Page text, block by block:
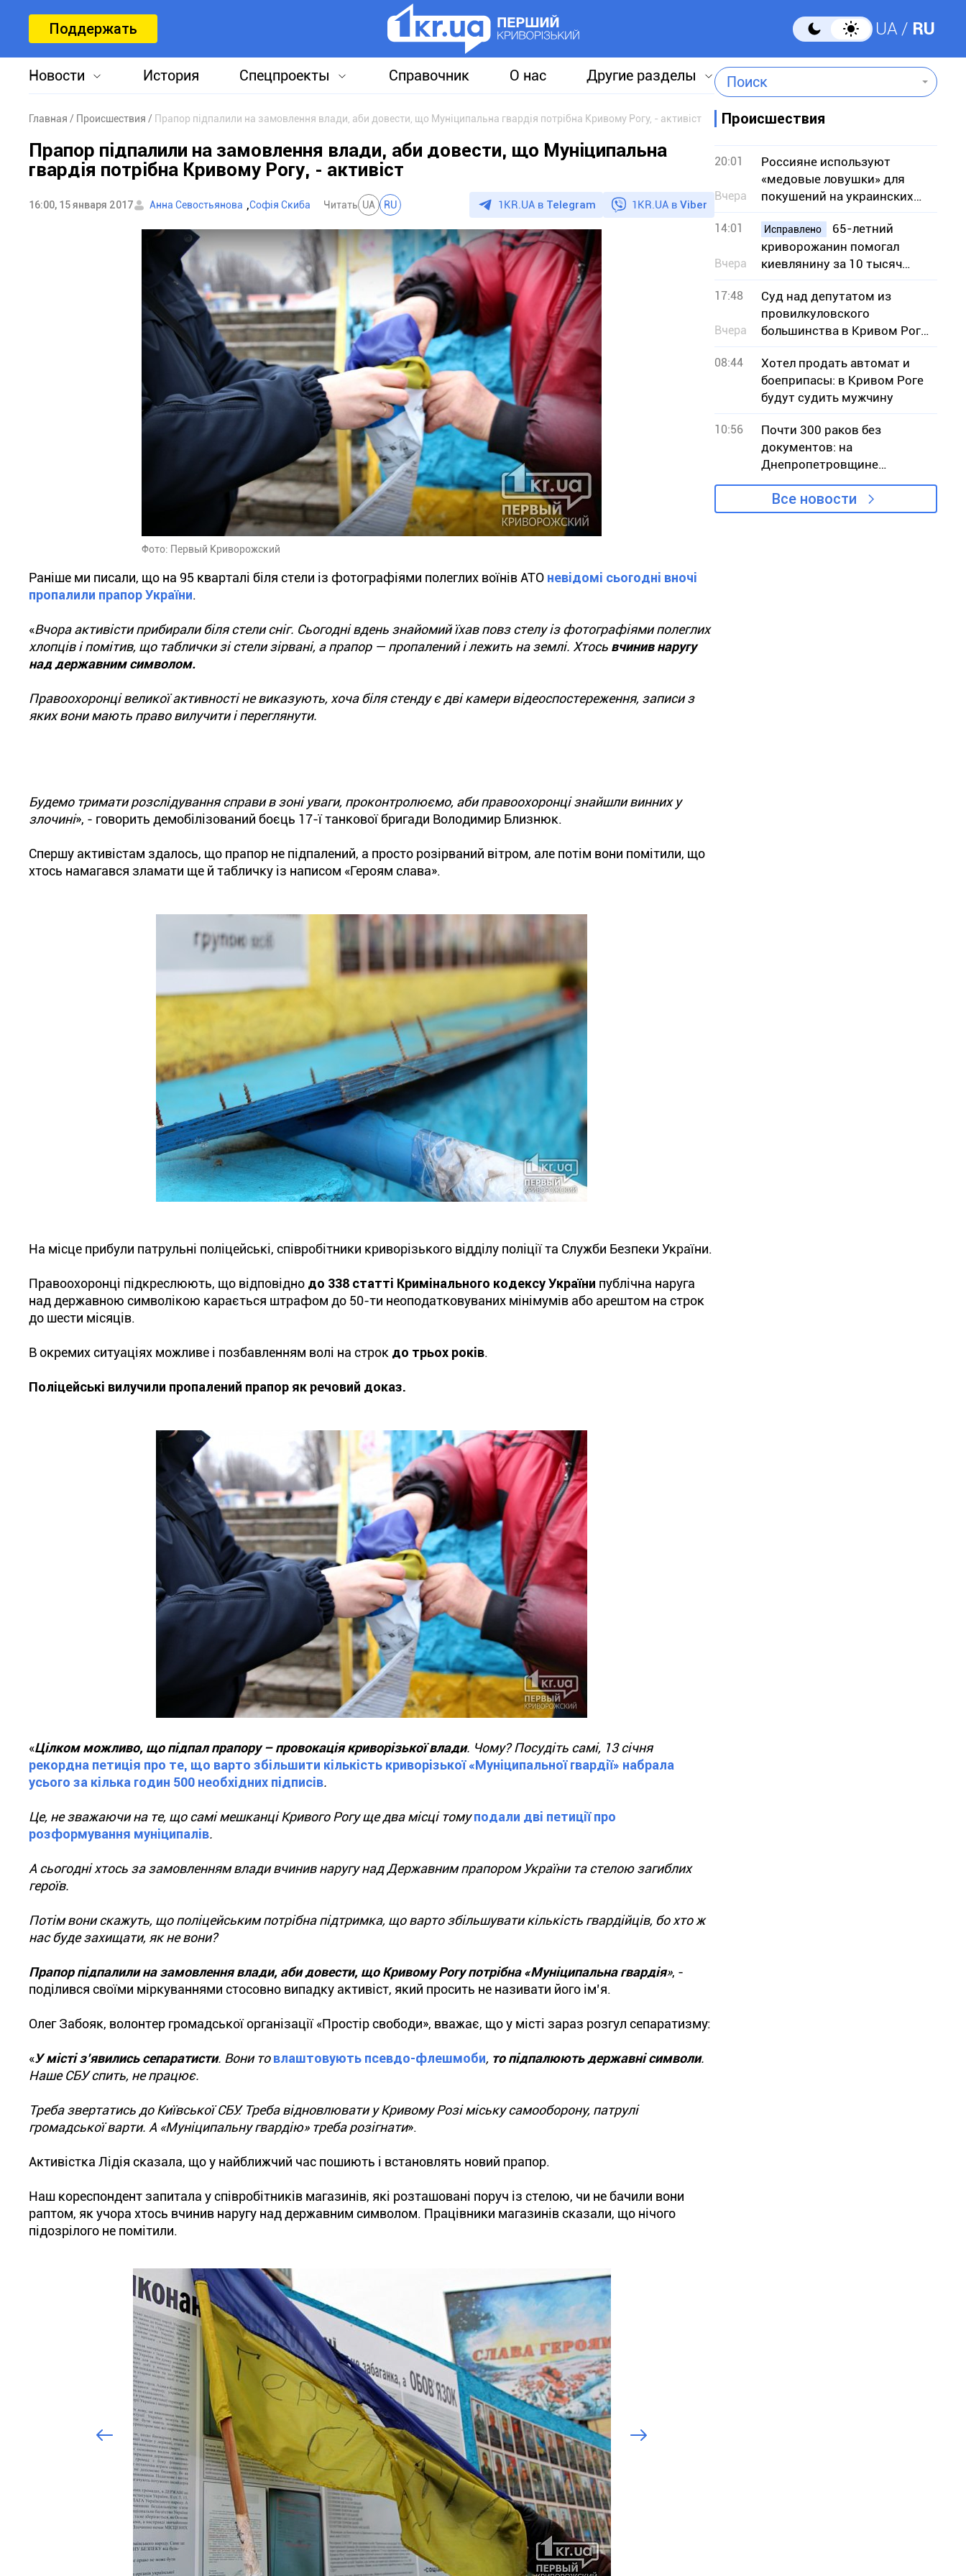
Поддержать UA RU
Новости История Спецпроекты Справочник О нас Другие разделы Поиск
Главная Происшествия Прапор підпалили на замовлення влади, аби довести, що Муніципальна гвардія потрібна Кривому Рогу, - активіст
Прапор підпалили на замовлення влади, аби довести, що Муніципальна
гвардія потрібна Кривому Рогу, - активіст
16:00, 15 января 2017 Анна Севостьянова ,Софія Скиба Читать UA RU 1KR.UA в Telegram 1KR.UA в Viber
Фото: Первый Криворожский
Раніше ми писали, що на 95 кварталі біля стели із фотографіями полеглих воїнів АТО невідомі сьогодні вночі
пропалили прапор України.
«Вчора активісти прибирали біля стели сніг. Сьогодні вдень знайомий їхав повз стелу із фотографіями полеглих
хлопців і помітив, що таблички зі стели зірвані, а прапор — пропалений і лежить на землі. Хтось вчинив наругу
над державним символом.
Правоохоронці великої активності не виказують, хоча біля стенду є дві камери відеоспостереження, записи з
яких вони мають право вилучити і переглянути.
Будемо тримати розслідування справи в зоні уваги, проконтролюємо, аби правоохоронці знайшли винних у
злочині», - говорить демобілізований боєць 17-ї танкової бригади Володимир Близнюк.
Спершу активістам здалось, що прапор не підпалений, а просто розірваний вітром, але потім вони помітили, що
хтось намагався зламати ще й табличку із написом «Героям слава».
На місце прибули патрульні поліцейські, співробітники криворізького відділу поліції та Служби Безпеки України.
Правоохоронці підкреслюють, що відповідно до 338 статті Кримінального кодексу України публічна наруга
над державною символікою карається штрафом до 50-ти неоподатковуваних мінімумів або арештом на строк
до шести місяців.
В окремих ситуаціях можливе і позбавленням волі на строк до трьох років.
Поліцейські вилучили пропалений прапор як речовий доказ.
«Цілком можливо, що підпал прапору – провокація криворізької влади. Чому? Посудіть самі, 13 січня
рекордна петиція про те, що варто збільшити кількість криворізької «Муніципальної гвардії» набрала
усього за кілька годин 500 необхідних підписів.
Це, не зважаючи на те, що самі мешканці Кривого Рогу ще два місці томуподали дві петиції про
розформування муніципалів.
А сьогодні хтось за замовленням влади вчинив наругу над Державним прапором України та стелою загиблих
героїв.
Потім вони скажуть, що поліцейським потрібна підтримка, що варто збільшувати кількість гвардійців, бо хто ж
нас буде захищати, як не вони?
Прапор підпалили на замовлення влади, аби довести, що Кривому Рогу потрібна«Муніципальна гвардія», -
поділився своїми міркуваннями стосовно випадку активіст, який просить не називати його ім’я.
Олег Забояк, волонтер громадської організації «Простір свободи», вважає, що у місті зараз розгул сепаратизму:
«У місті з’явились сепаратисти. Вони товлаштовують псевдо-флешмоби, то підпалюють державні символи.
Наше СБУ спить, не працює.
Треба звертатись до Київської СБУ. Треба відновлювати у Кривому Розі міську самооборону, патрулі
громадської варти. А «Муніципальну гвардію» треба розігнати».
Активістка Лідія сказала, що у найближчий час пошиють і встановлять новий прапор.
Наш кореспондент запитала у співробітників магазинів, які розташовані поруч із стелою, чи не бачили вони
раптом, як учора хтось вчинив наругу над державним символом. Працівники магазинів сказали, що нічого
підозрілого не помітили.
Происшествия
20:01
Вчера
Россияне используют
«медовые ловушки» для
покушений на украинских
военных — СБУ
14:01
Вчера
Исправлено
65-летний
криворожанин помогал
киевлянину за 10 тысяч
долларов незаконно
попасть в Словакию
17:48
Вчера
Суд над депутатом из
провилкуловского
большинства в Кривом Роге:
потерпевшая сторона
заявляет, что она не
потерпевшая
08:44
Хотел продать автомат и
боеприпасы: в Кривом Роге
будут судить мужчину
10:56
Почти 300 раков без
документов: на
Днепропетровщине
разоблачили незаконную
продажу
Все новости